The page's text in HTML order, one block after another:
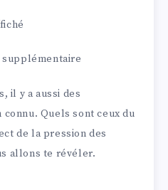
il y a aussi des
connu. Quels sont ceux du
de la pression des
allons te révéler.